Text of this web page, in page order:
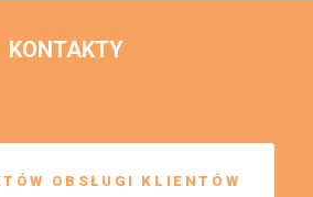
KONTAKTY
OBSŁUGI KLIENTÓW